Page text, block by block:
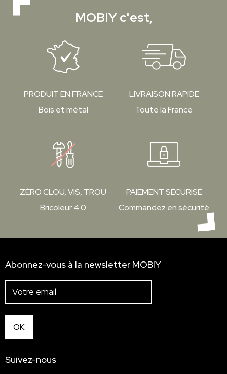
MOBIY c'est,
PRODUIT EN FRANCE
Bois et métal
LIVRAISON RAPIDE
Toute la France
ZÉRO CLOU, VIS, TROU
Bricoleur 4.0
PAIEMENT SÉCURISÉ
Commandez en sécurité
Abonnez-vous à la newsletter MOBIY
Suivez-nous